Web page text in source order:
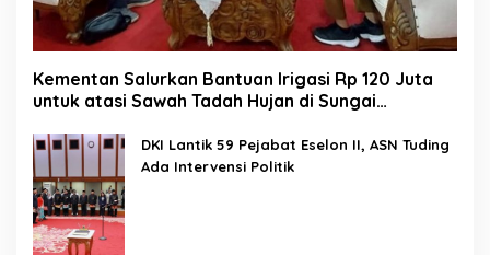
Kementan Salurkan Bantuan Irigasi Rp 120 Juta
untuk atasi Sawah Tadah Hujan di Sungai
DKI Lantik 59 Pejabat Eselon II, ASN Tuding
Ada Intervensi Politik